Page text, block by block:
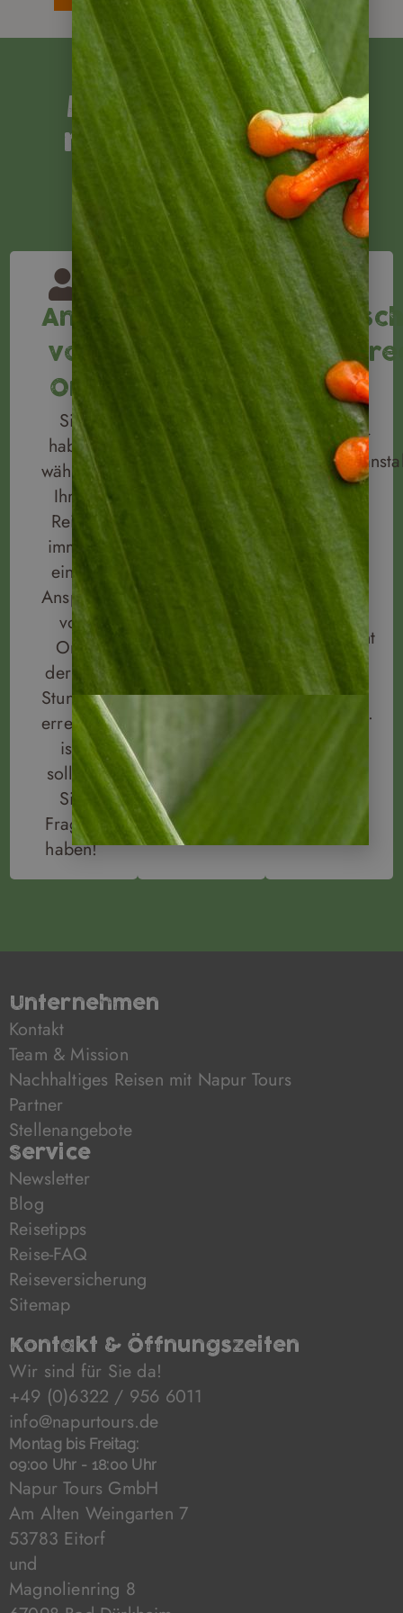
Mit Napur Tours
reisen Sie sicher
Ansprechpartner
vor
Ort
Sie
haben
während
Ihrer
Reise
immer
einen
Ansprechpartner
vor
Ort,
der 24
Stunden
erreichbar
ist,
sollten
Sie
Fragen
haben!
Buchen
Sie bei
uns
Ihre
Reiseversicherungen
gleich
Wir
arbeiten
mit der
Versicherung
zusammen.
Wir
sind ein
deutscher
Bei
allen
Belangen
liegt
das
deutsche
Reiserecht
unserem
Handeln
zugrunde.
Unternehmen
Kontakt
Team & Mission
Nachhaltiges Reisen mit Napur Tours
Partner
Stellenangebote
Service
Newsletter
Blog
Reisetipps
Reise-FAQ
Reiseversicherung
Sitemap
Kontakt & Öffnungszeiten
Wir sind für Sie da!
+49 (0)6322 / 956 6011
info@napurtours.de
Montag bis Freitag:
09:00 Uhr - 18:00 Uhr
Napur Tours GmbH
Am Alten Weingarten 7
53783 Eitorf
und
Magnolienring 8